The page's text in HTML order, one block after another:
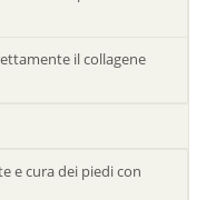
il collagene
e cura dei piedi con